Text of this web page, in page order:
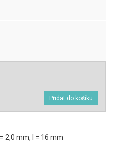
= 2,0 mm, l = 16 mm